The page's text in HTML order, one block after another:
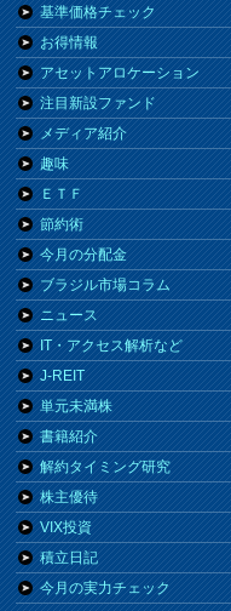
基準価格チェック
お得情報
アセットアロケーション
注目新設ファンド
メディア紹介
趣味
ＥＴＦ
節約術
今月の分配金
ブラジル市場コラム
ニュース
IT・アクセス解析など
J-REIT
単元未満株
書籍紹介
解約タイミング研究
株主優待
VIX投資
積立日記
今月の実力チェック